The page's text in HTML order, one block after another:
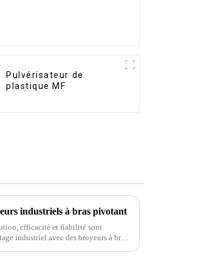
Pulvérisateur de
plastique MF
industriels à bras pivotant
efficacité et fiabilité sont
industriel avec des broyeurs à bras